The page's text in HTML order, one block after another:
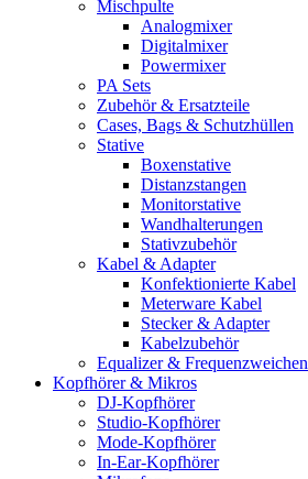
Mischpulte
Analogmixer
Digitalmixer
Powermixer
PA Sets
Zubehör & Ersatzteile
Cases, Bags & Schutzhüllen
Stative
Boxenstative
Distanzstangen
Monitorstative
Wandhalterungen
Stativzubehör
Kabel & Adapter
Konfektionierte Kabel
Meterware Kabel
Stecker & Adapter
Kabelzubehör
Equalizer & Frequenzweichen
Kopfhörer & Mikros
DJ-Kopfhörer
Studio-Kopfhörer
Mode-Kopfhörer
In-Ear-Kopfhörer